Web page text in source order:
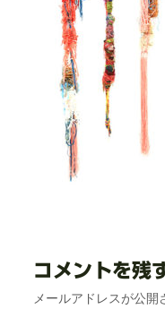
コメントを残
メールアドレスが公開